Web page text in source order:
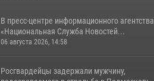
В пресс-центре информационного агентства
«Национальная Служба Новостей...
06 августа 2026, 14:58
Росгвардейцы задержали мужчину,